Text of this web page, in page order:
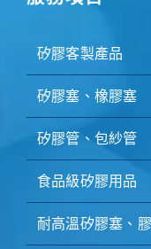
矽膠客製產品
矽膠塞、橡膠塞
矽膠管、包紗管
食品級矽膠用品
耐高溫矽膠塞、